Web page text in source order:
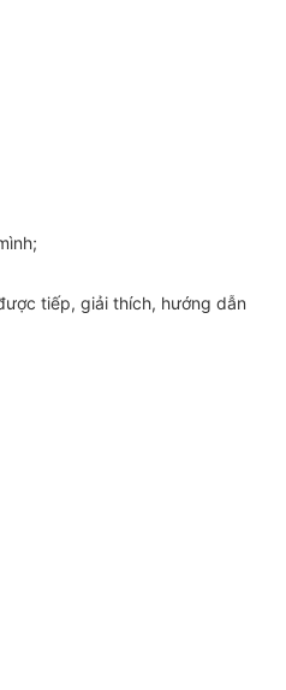
tiếp, giải thích, hướng dẫn